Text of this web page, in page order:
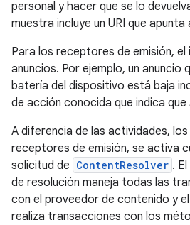
personal y hacer que se lo
muestra incluye un URI que
Para los receptores de emisión, el
anuncios. Por ejemplo, un anuncio
batería del dispositivo está baja
de acción conocida que indica que
A diferencia de las actividades,
receptores de emisión, se activa
solicitud de ContentResolver .
de resolución maneja todas las
con el proveedor de contenido y
realiza transacciones con los